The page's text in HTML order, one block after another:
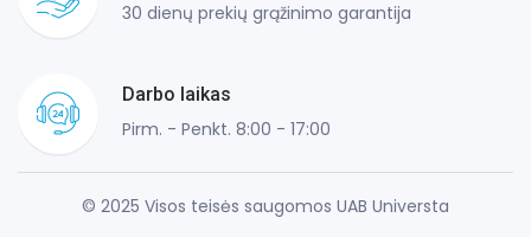
30 dienų prekių grąžinimo garantija
Darbo laikas
Pirm. - Penkt. 8:00 - 17:00
© 2025 Visos teisės saugomos UAB Universta